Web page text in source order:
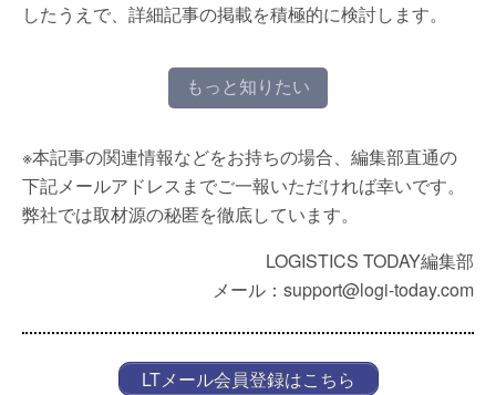
したうえで、詳細記事の掲載を積極的に検討します。
もっと知りたい
※本記事の関連情報などをお持ちの場合、編集部直通の
下記メールアドレスまでご一報いただければ幸いです。
弊社では取材源の秘匿を徹底しています。
LOGISTICS TODAY編集部
メール：support@logi-today.com
LTメール会員登録はこちら